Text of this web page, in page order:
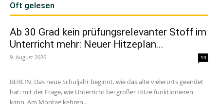
Oft gelesen
Ab 30 Grad kein prüfungsrelevanter Stoff im
Unterricht mehr: Neuer Hitzeplan...
9. August 2026 14
BERLIN. Das neue Schuljahr beginnt, wie das alte vielerorts geendet
hat: mit der Frage, wie Unterricht bei großer Hitze funktionieren
kann. Am Montag kehren...